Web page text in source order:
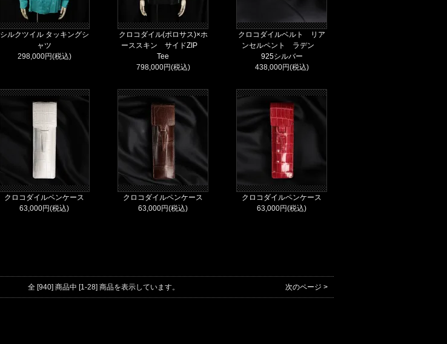
シルクツイル タッキングシ
ャツ
298,000円(税込)
クロコダイル(ポロサス)×ホ
ーススキン サイドZIP
Tee
798,000円(税込)
クロコダイルベルト リア
ンセルペント ラデン
925シルバー
438,000円(税込)
クロコダイルペンケース
63,000円(税込)
クロコダイルペンケース
63,000円(税込)
クロコダイルペンケース
63,000円(税込)
全 [940] 商品中 [1-28] 商品を表示しています。 次のページ >